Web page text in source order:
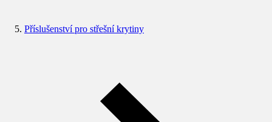
Příslušenství pro střešní krytiny